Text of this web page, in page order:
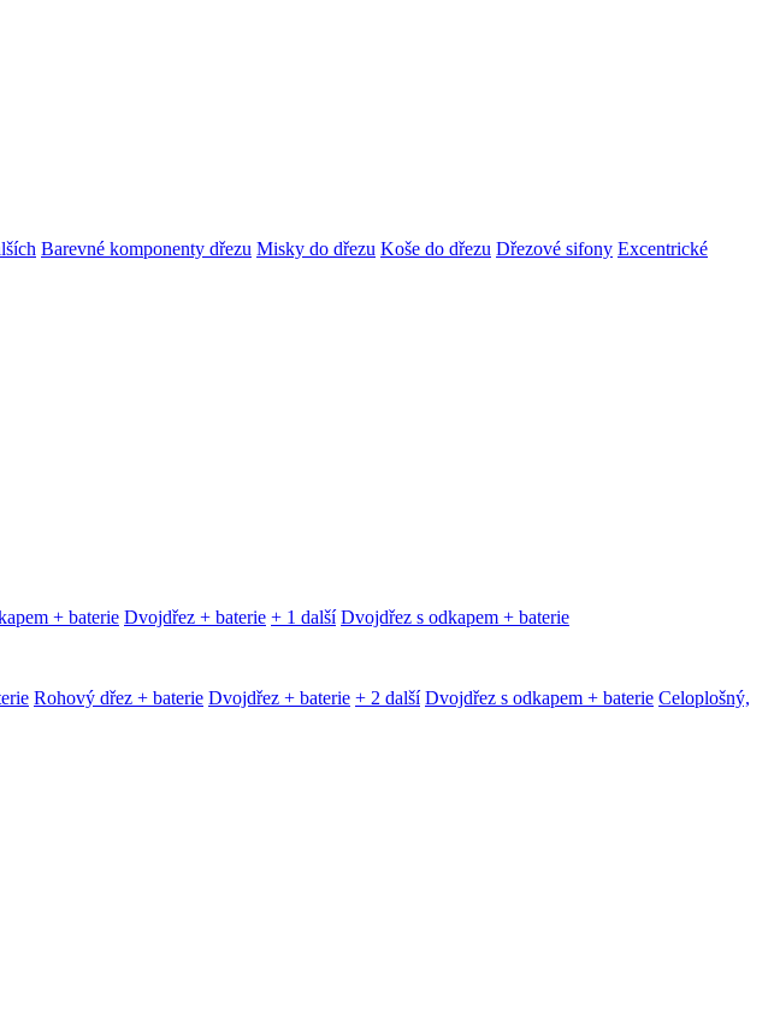
Barevné komponenty dřezu Misky do dřezu Koše do dřezu Dřezové sifony Excentrické
+ baterie Dvojdřez + baterie + 1 další Dvojdřez s odkapem + baterie
Rohový dřez + baterie Dvojdřez + baterie + 2 další Dvojdřez s odkapem + baterie Celoplošný,